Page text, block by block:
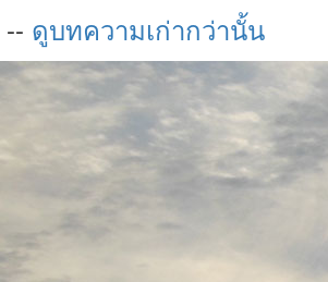
-- ดูบทความเก่ากว่านั้น